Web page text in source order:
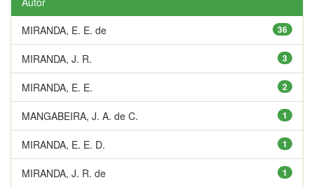
36
MIRANDA, E. E. de
3
MIRANDA, J. R.
2
MIRANDA, E. E.
1
MANGABEIRA, J. A. de C.
1
MIRANDA, E. E. D.
1
MIRANDA, J. R. de